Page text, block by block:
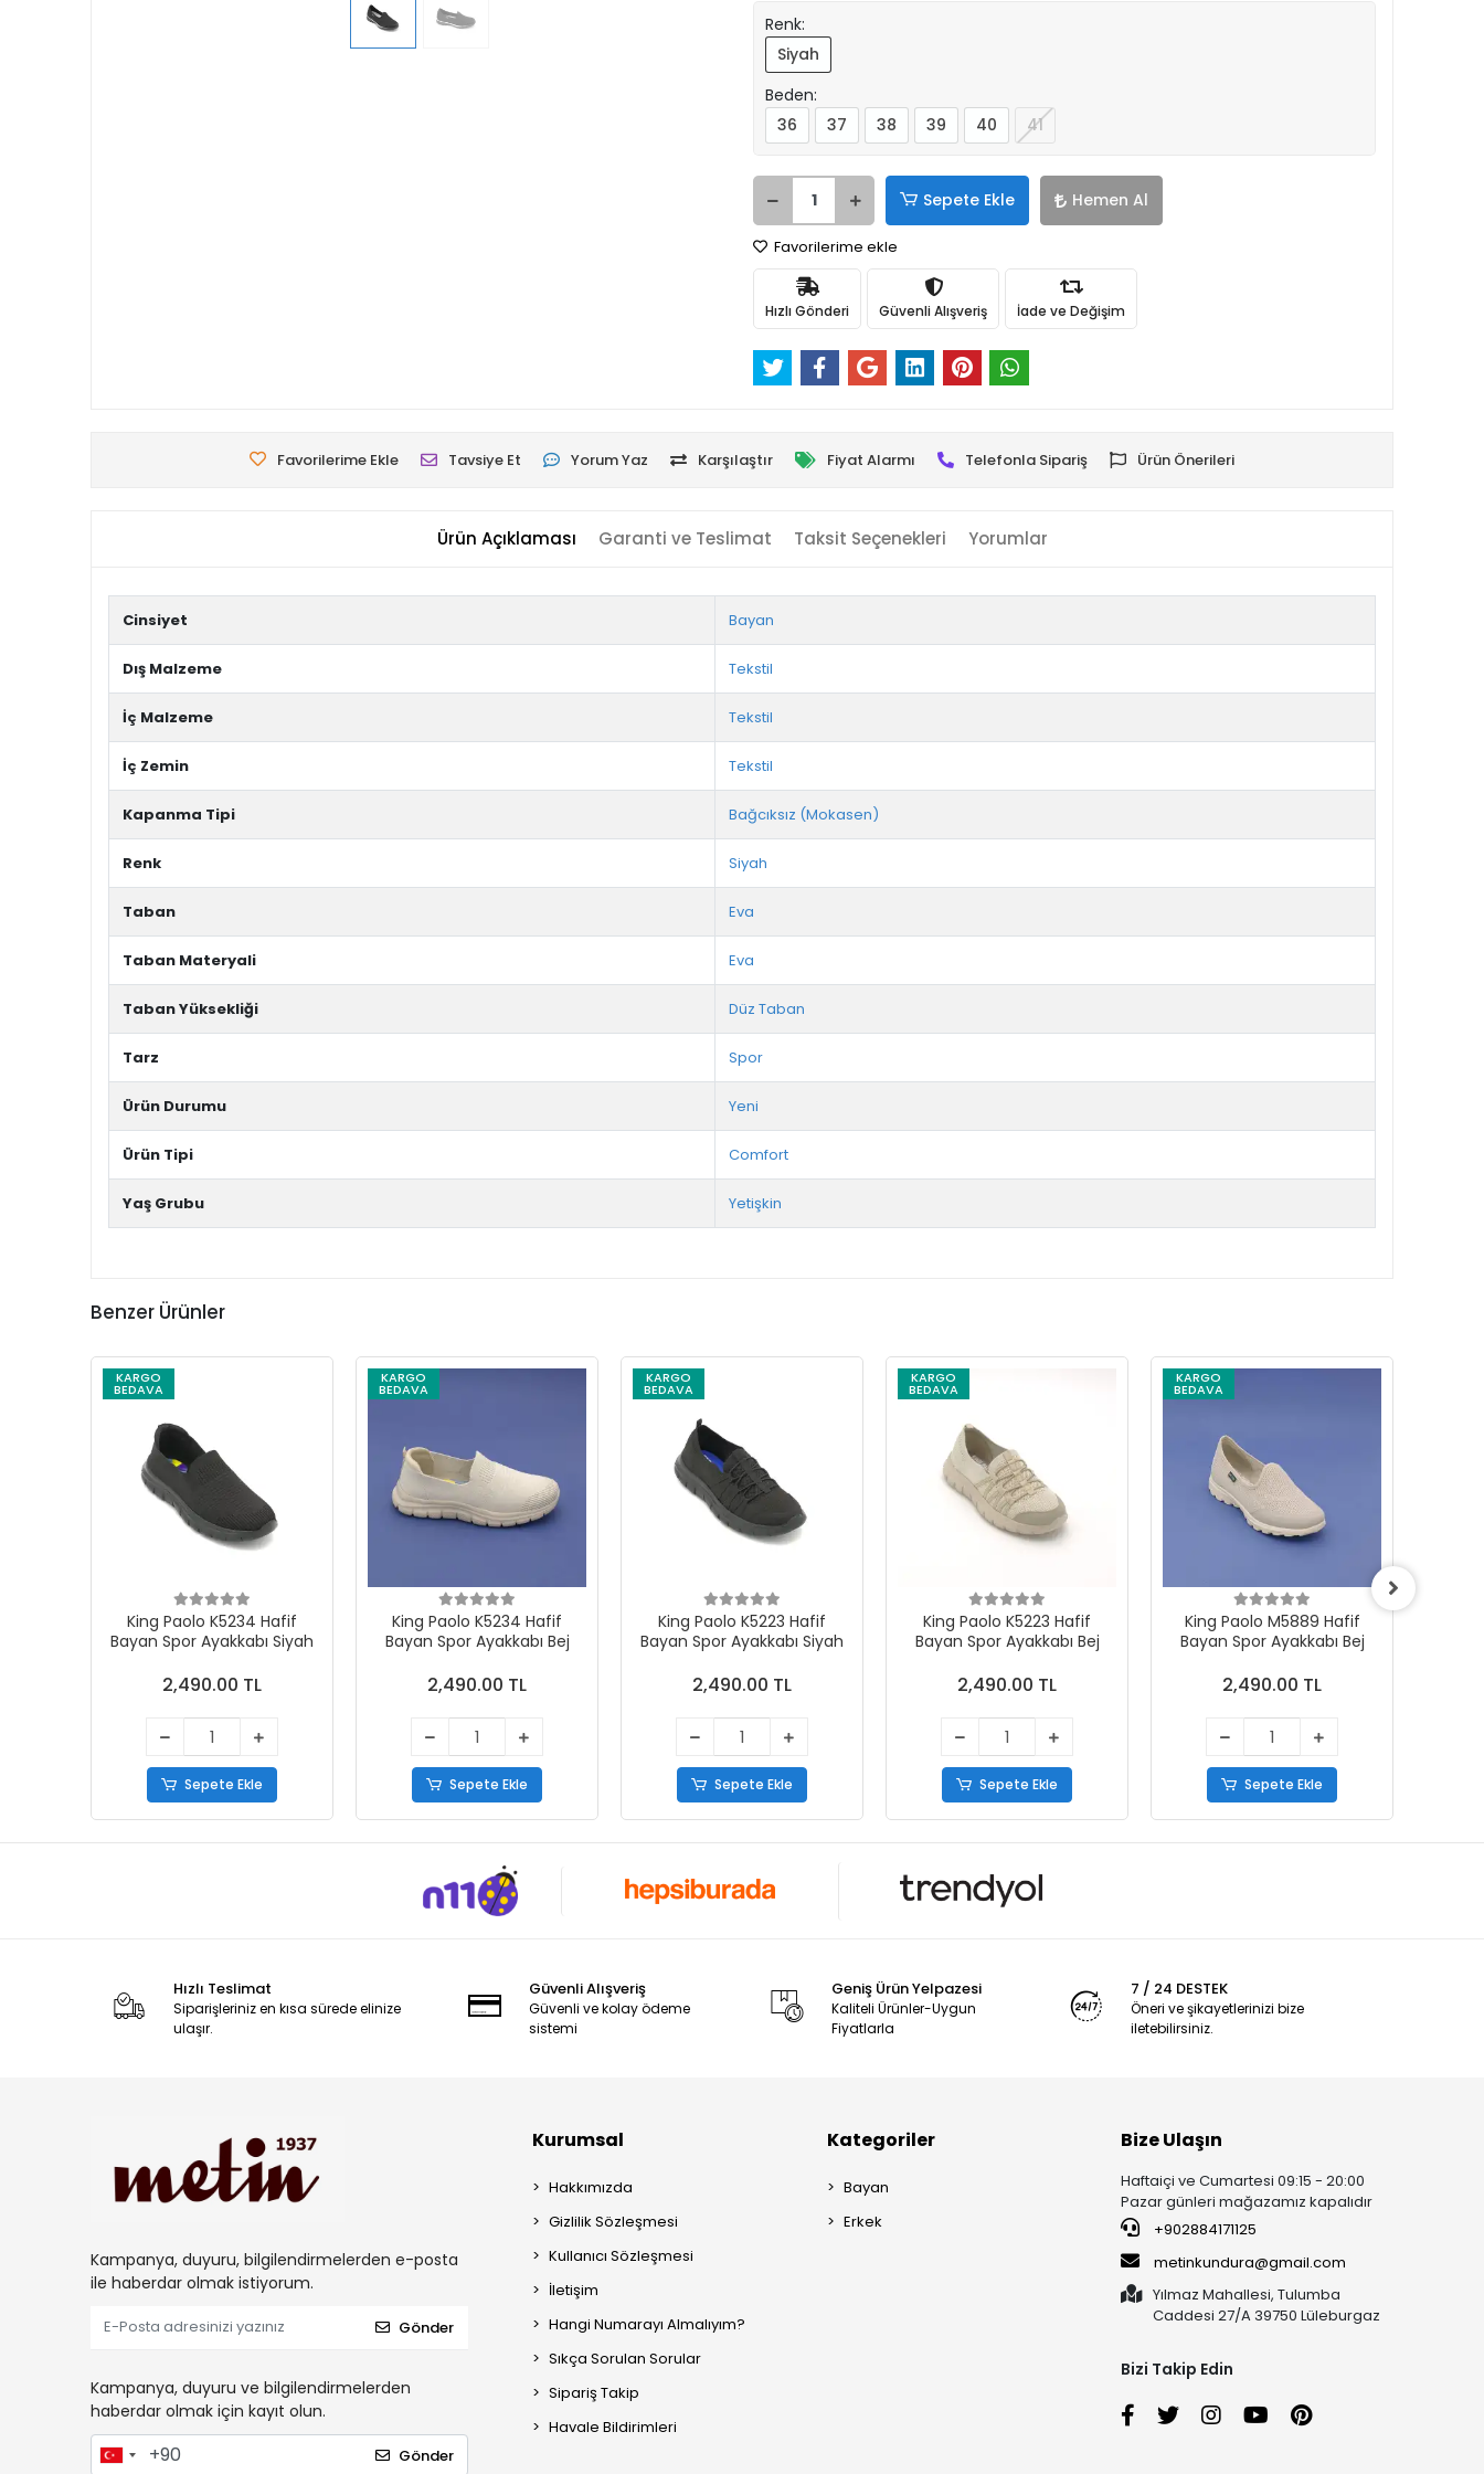
Renk:
Siyah
Beden:
36
37 38 39 40 41
Sepete Ekle Hemen Al
Favorilerime ekle
Hızlı Gönderi Güvenli Alışveriş İade ve Değişim
Favorilerime Ekle Tavsiye Et Yorum Yaz Karşılaştır Fiyat Alarmı Telefonla Sipariş Ürün Önerileri
Ürün Açıklaması Garanti ve Teslimat Taksit Seçenekleri Yorumlar
Cinsiyet Bayan
Dış Malzeme Tekstil
İç Malzeme Tekstil
İç Zemin Tekstil
Kapanma Tipi Bağcıksız (Mokasen)
Renk Siyah
Taban Eva
Taban Materyali Eva
Taban Yüksekliği Düz Taban
Tarz Spor
Ürün Durumu Yeni
Ürün Tipi Comfort
Yaş Grubu Yetişkin
Benzer Ürünler
KARGO
BEDAVA
King Paolo K5234 Hafif
Bayan Spor Ayakkabı Siyah
2,490.00 TL
Sepete Ekle
KARGO
BEDAVA
King Paolo K5234 Hafif
Bayan Spor Ayakkabı Bej
2,490.00 TL
Sepete Ekle
KARGO
BEDAVA
King Paolo K5223 Hafif
Bayan Spor Ayakkabı Siyah
2,490.00 TL
Sepete Ekle
KARGO
BEDAVA
King Paolo K5223 Hafif
Bayan Spor Ayakkabı Bej
2,490.00 TL
Sepete Ekle
KARGO
BEDAVA
King Paolo M5889 Hafif
Bayan Spor Ayakkabı Bej
2,490.00 TL
Sepete Ekle
Hızlı Teslimat
Siparişleriniz en kısa sürede elinize
ulaşır.
Güvenli Alışveriş
Güvenli ve kolay ödeme
sistemi
Geniş Ürün Yelpazesi
Kaliteli Ürünler-Uygun
Fiyatlarla
7 / 24 DESTEK
Öneri ve şikayetlerinizi bize
iletebilirsiniz.
Kampanya, duyuru, bilgilendirmelerden e-posta
ile haberdar olmak istiyorum.
Gönder
Kampanya, duyuru ve bilgilendirmelerden
haberdar olmak için kayıt olun.
Gönder
Kurumsal
Hakkımızda
Gizlilik Sözleşmesi
Kullanıcı Sözleşmesi
İletişim
Hangi Numarayı Almalıyım?
Sıkça Sorulan Sorular
Sipariş Takip
Havale Bildirimleri
Kategoriler
Bayan
Erkek
Bize Ulaşın
Haftaiçi ve Cumartesi 09:15 - 20:00
Pazar günleri mağazamız kapalıdır
+902884171125
metinkundura@gmail.com
Yılmaz Mahallesi, Tulumba
Caddesi 27/A 39750 Lüleburgaz
Bizi Takip Edin